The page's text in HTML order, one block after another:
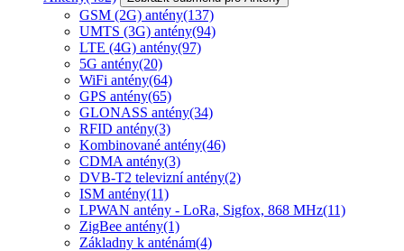
GSM (2G) antény(137)
UMTS (3G) antény(94)
LTE (4G) antény(97)
5G antény(20)
WiFi antény(64)
GPS antény(65)
GLONASS antény(34)
RFID antény(3)
Kombinované antény(46)
CDMA antény(3)
DVB-T2 televizní antény(2)
ISM antény(11)
LPWAN antény - LoRa, Sigfox, 868 MHz(11)
ZigBee antény(1)
Základny k anténám(4)